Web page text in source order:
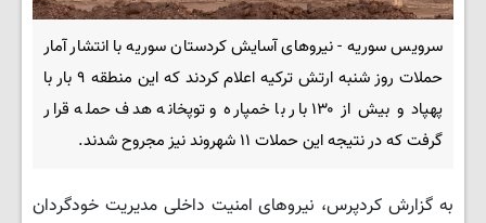
سرویس سوریه - نیروهای آسایش کردستان سوریه با انتشار آمار
حملات روز شنبه ارتش ترکیه اعلام کردند که این منطقه ۹ بار با
پهپاد و بیش از ۱۳۰ بار با خمپاره و توپخانه هدف حمله قرار
گرفت که در نتیجه این حملات ۱۱ شهروند نیز مجروح شدند.
به گزارش کردپرس، نیروهای امنیت داخلی مدیریت خودگردان